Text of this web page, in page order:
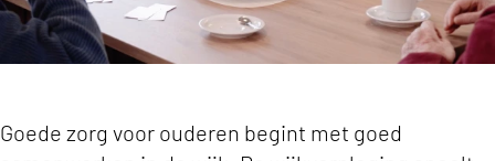
Goede zorg voor ouderen begint met goed